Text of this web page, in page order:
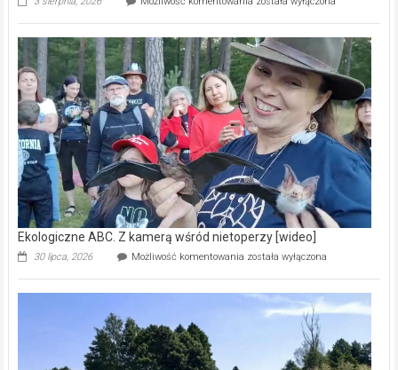
–
prawdziwy
skarb
natury
[wideo]
Ekologiczne ABC. Z kamerą wśród nietoperzy [wideo]
30 lipca, 2026 Możliwość komentowania Ekologiczne
kamerą
wśród
została wyłączona